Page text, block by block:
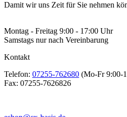
Damit wir uns Zeit für Sie nehmen
Montag - Freitag 9:00 - 17:00 Uhr
Samstags nur nach Vereinbarung
Kontakt
Telefon: 07255-762680 (Mo-Fr 9:00-
Fax: 07255-7626826